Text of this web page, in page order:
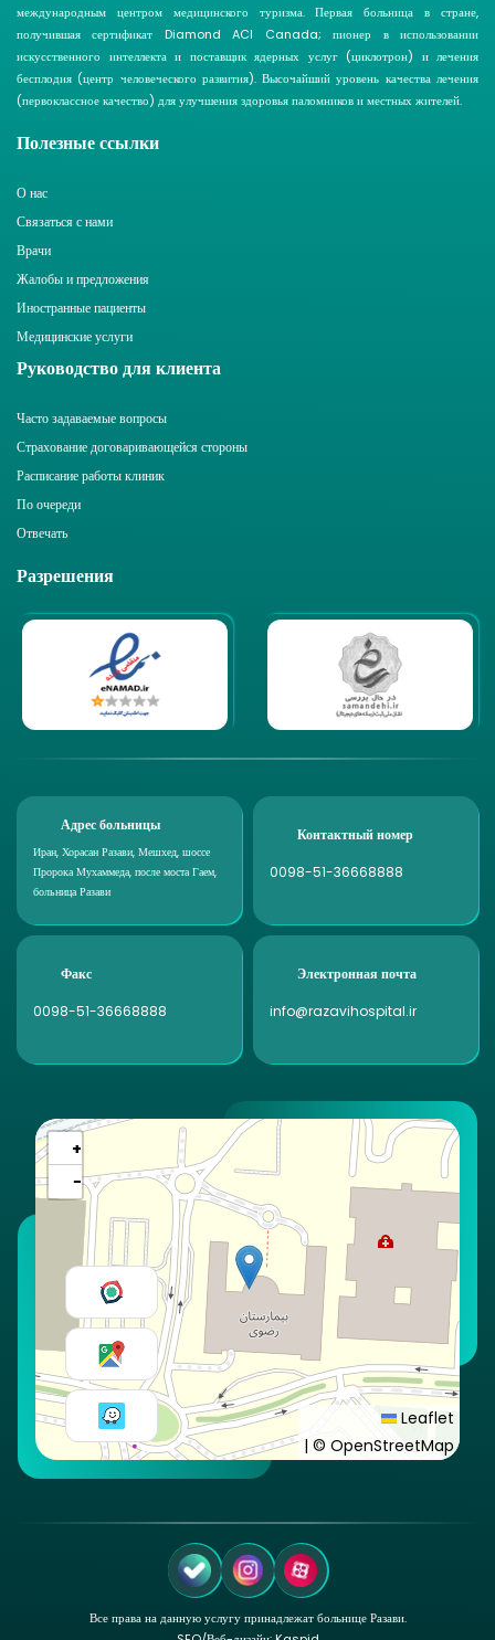
международным центром медицинского туризма. Первая больница в стране,
получившая сертификат Diamond ACI Canada; пионер в использовании
искусственного интеллекта и поставщик ядерных услуг (циклотрон) и лечения
бесплодия (центр человеческого развития). Высочайший уровень качества лечения
(первоклассное качество) для улучшения здоровья паломников и местных жителей.
Полезные ссылки
О нас
Связаться с нами
Врачи
Жалобы и предложения
Иностранные пациенты
Медицинские услуги
Руководство для клиента
Часто задаваемые вопросы
Страхование договаривающейся стороны
Расписание работы клиник
По очереди
Отвечать
Разрешения
Адрес больницы
Иран, Хорасан Разави, Мешхед, шоссе
Пророка Мухаммеда, после моста Гаем,
больница Разави
Контактный номер
0098-51-36668888
Факс
0098-51-36668888
Электронная почта
info@razavihospital.ir
+
−
Leaflet
| © OpenStreetMap
Все права на данную услугу принадлежат больнице Разави.